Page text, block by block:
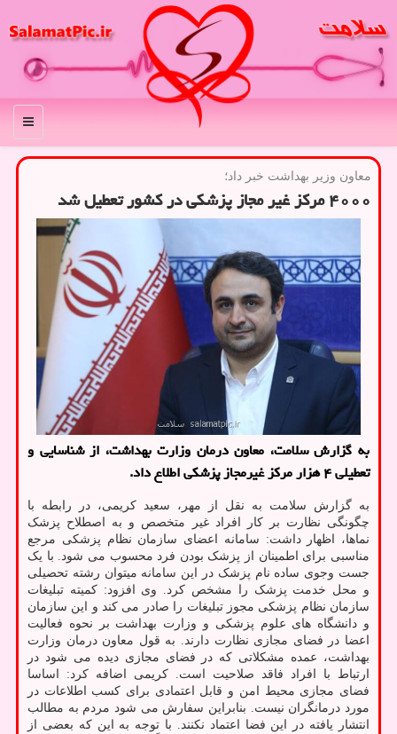
منو
معاون وزیر بهداشت خبر داد؛
۴۰۰۰ مرکز غیر مجاز پزشکی در کشور تعطیل شد
به گزارش سلامت، معاون درمان وزارت بهداشت، از شناسایی و
تعطیلی ۴ هزار مرکز غیرمجاز پزشکی اطلاع داد.
به گزارش سلامت به نقل از مهر، سعید کریمی، در رابطه با
چگونگی نظارت بر کار افراد غیر متخصص و به اصطلاح پزشک
نماها، اظهار داشت: سامانه اعضای سازمان نظام پزشکی مرجع
مناسبی برای اطمینان از پزشک بودن فرد محسوب می شود. با یک
جست وجوی ساده نام پزشک در این سامانه میتوان رشته تحصیلی
و محل خدمت پزشک را مشخص کرد. وی افزود: کمیته تبلیغات
سازمان نظام پزشکی مجوز تبلیغات را صادر می کند و این سازمان
و دانشگاه های علوم پزشکی و وزارت بهداشت بر نحوه فعالیت
اعضا در فضای مجازی نظارت دارند. به قول معاون درمان وزارت
بهداشت، عمده مشکلاتی که در فضای مجازی دیده می شود در
ارتباط با افراد فاقد صلاحیت است. کریمی اضافه کرد: اساسا
فضای مجازی محیط امن و قابل اعتمادی برای کسب اطلاعات در
مورد درمانگران نیست. بنابراین سفارش می شود مردم به مطالب
انتشار یافته در این فضا اعتماد نکنند. با توجه به این که بعضی از